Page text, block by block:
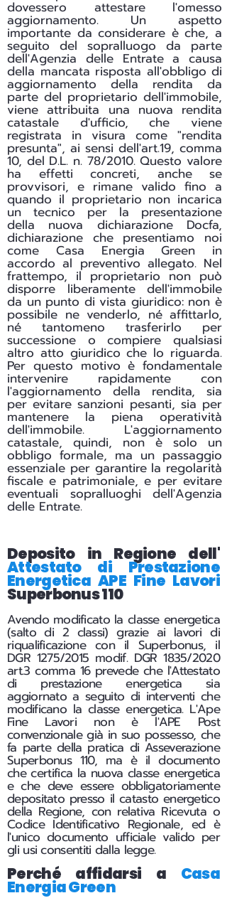
dovessero attestare l'omesso
aggiornamento. Un aspetto
importante da considerare è che, a
seguito del sopralluogo da parte
dell'Agenzia delle Entrate a causa
della mancata risposta all'obbligo di
aggiornamento della rendita da
parte del proprietario dell'immobile,
viene attribuita una nuova rendita
catastale d'ufficio, che viene
registrata in visura come "rendita
presunta", ai sensi dell'art.19, comma
10, del D.L. n. 78/2010. Questo valore
ha effetti concreti, anche se
provvisori, e rimane valido fino a
quando il proprietario non incarica
un tecnico per la presentazione
della nuova dichiarazione Docfa,
dichiarazione che presentiamo noi
come Casa Energia Green in
accordo al preventivo allegato. Nel
frattempo, il proprietario non può
disporre liberamente dell'immobile
da un punto di vista giuridico: non è
possibile ne venderlo, né affittarlo,
né tantomeno trasferirlo per
successione o compiere qualsiasi
altro atto giuridico che lo riguarda.
Per questo motivo è fondamentale
intervenire rapidamente con
l'aggiornamento della rendita, sia
per evitare sanzioni pesanti, sia per
mantenere la piena operatività
dell'immobile. L'aggiornamento
catastale, quindi, non è solo un
obbligo formale, ma un passaggio
essenziale per garantire la regolarità
fiscale e patrimoniale, e per evitare
eventuali sopralluoghi dell'Agenzia
delle Entrate.
Deposito in Regione dell'
Attestato di Prestazione
Energetica APE Fine Lavori
Superbonus 110
Avendo modificato la classe energetica
(salto di 2 classi) grazie ai lavori di
riqualificazione con il Superbonus, il
DGR 1275/2015 modif. DGR 1835/2020
art.3 comma 16 prevede che l'Attestato
di prestazione energetica sia
aggiornato a seguito di interventi che
modificano la classe energetica. L'Ape
Fine Lavori non è l'APE Post
convenzionale già in suo possesso, che
fa parte della pratica di Asseverazione
Superbonus 110, ma è il documento
che certifica la nuova classe energetica
e che deve essere obbligatoriamente
depositato presso il catasto energetico
della Regione, con relativa Ricevuta o
Codice Identificativo Regionale, ed è
l'unico documento ufficiale valido per
gli usi consentiti dalla legge.
Perché affidarsi a Casa
Energia Green